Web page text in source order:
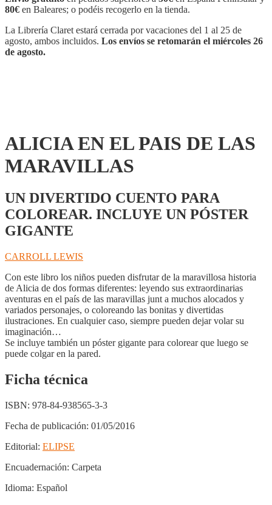
DE
MARAVILLAS
cantidad
80€ en Baleares; o podéis recogerlo en la tienda.
La Librería Claret estará cerrada por vacaciones del 1 al 25 de
agosto, ambos incluidos. Los envíos se retomarán el miércoles 26
de agosto.
ALICIA EN EL PAIS DE LAS
MARAVILLAS
UN DIVERTIDO CUENTO PARA
COLOREAR. INCLUYE UN PÓSTER
GIGANTE
CARROLL LEWIS
Con este libro los niños pueden disfrutar de la maravillosa historia
de Alicia de dos formas diferentes: leyendo sus extraordinarias
aventuras en el país de las maravillas junt a muchos alocados y
variados personajes, o coloreando las bonitas y divertidas
ilustraciones. En cualquier caso, siempre pueden dejar volar su
imaginación…
Se incluye también un póster gigante para colorear que luego se
puede colgar en la pared.
Ficha técnica
ISBN: 978-84-938565-3-3
Fecha de publicación: 01/05/2016
Editorial: ELIPSE
Encuadernación: Carpeta
Idioma: Español